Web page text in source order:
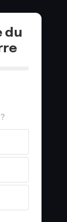
du